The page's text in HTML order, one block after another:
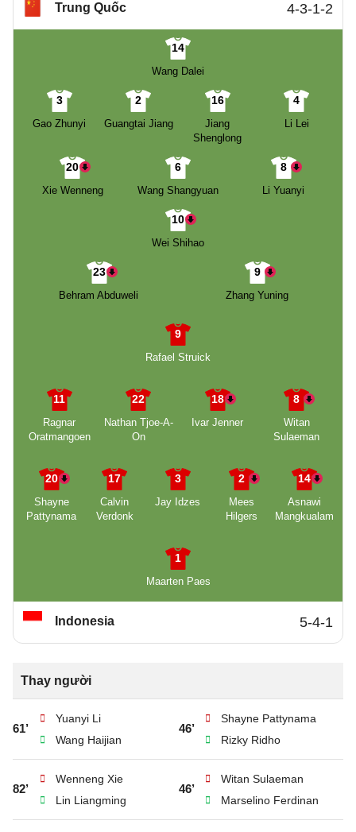
Trung Quốc 4-3-1-2
14
Wang Dalei
3
Gao Zhunyi
2
Guangtai Jiang
16
Jiang
Shenglong
4
Li Lei
20
Xie Wenneng
6
Wang Shangyuan
8
Li Yuanyi
10
Wei Shihao
23
Behram Abduweli
9
Zhang Yuning
9
Rafael Struick
11
Ragnar
Oratmangoen
22
Nathan Tjoe-A-
On
18
Ivar Jenner
8
Witan
Sulaeman
20
Shayne
Pattynama
17
Calvin
Verdonk
3
Jay Idzes
2
Mees
Hilgers
14
Asnawi
Mangkualam
1
Maarten Paes
Indonesia 5-4-1
Thay người
61’
Yuanyi Li
Wang Haijian
46’
Shayne Pattynama
Rizky Ridho
82’
Wenneng Xie
Lin Liangming
46’
Witan Sulaeman
Marselino Ferdinan